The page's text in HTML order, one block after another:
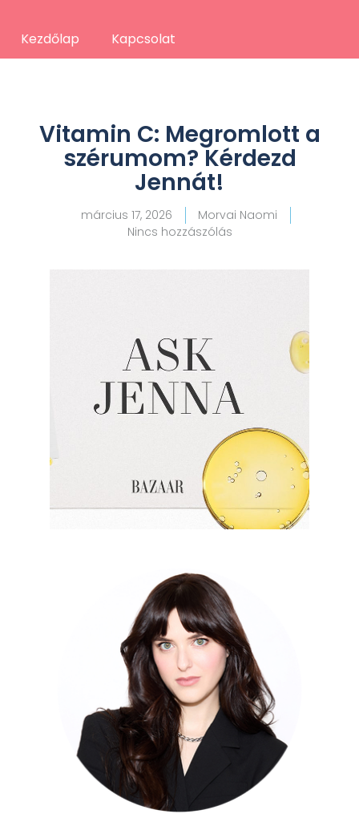
Kezdőlap Kapcsolat
Vitamin C: Megromlott a
szérumom? Kérdezd
Jennát!
március 17, 2026
Morvai Naomi
Nincs hozzászólás